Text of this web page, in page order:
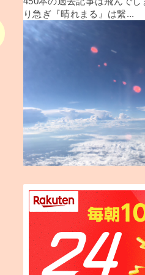
り急ぎ『晴れまる』は繋...